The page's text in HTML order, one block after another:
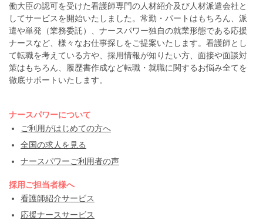
働大臣の認可を受けた看護師専門の人材紹介及び人材派遣会社と
してサービスを開始いたしました。常勤・パートはもちろん、派
遣や単発（業務委託）、ナースパワー独自の就業形態である応援
ナースなど、様々なお仕事探しをご提案いたします。看護師とし
て転職を考えている方や、採用情報が知りたい方、面接や面談対
策はもちろん、履歴書作成など転職・就職に関するお悩み全てを
徹底サポートいたします。
ナースパワーについて
ご利用がはじめての方へ
全国の求人を見る
ナースパワーご利用者の声
採用ご担当者様へ
看護師紹介サービス
応援ナースサービス